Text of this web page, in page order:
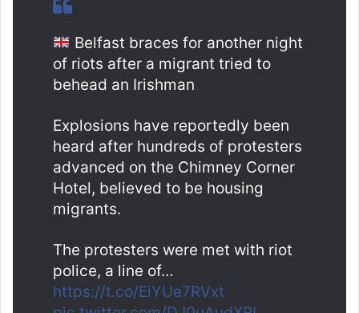
Belfast braces for another night
of riots after a migrant tried to
behead an Irishman
Explosions have reportedly been
heard after hundreds of protesters
advanced on the Chimney Corner
Hotel, believed to be housing
migrants.
The protesters were met with riot
police, a line of…
https://t.co/EiYUe7RVxt